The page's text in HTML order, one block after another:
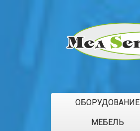
ОБОРУДОВАНИЕ
МЕБЕЛЬ